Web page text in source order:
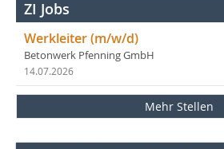
ZI Jobs
Werkleiter (m/w/d)
Betonwerk Pfenning GmbH
14.07.2026
Mehr Stellen